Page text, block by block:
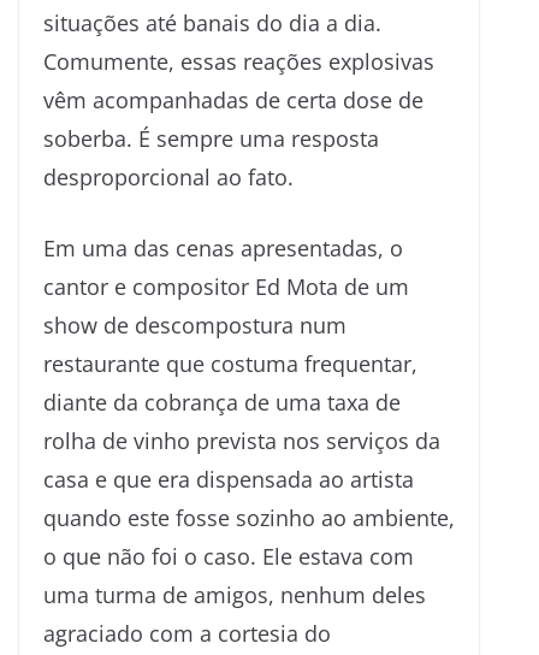
situações até banais do dia a dia.
Comumente, essas reações explosivas
vêm acompanhadas de certa dose de
soberba. É sempre uma resposta
desproporcional ao fato.
Em uma das cenas apresentadas, o
cantor e compositor Ed Mota de um
show de descompostura num
restaurante que costuma frequentar,
diante da cobrança de uma taxa de
rolha de vinho prevista nos serviços da
casa e que era dispensada ao artista
quando este fosse sozinho ao ambiente,
o que não foi o caso. Ele estava com
uma turma de amigos, nenhum deles
agraciado com a cortesia do